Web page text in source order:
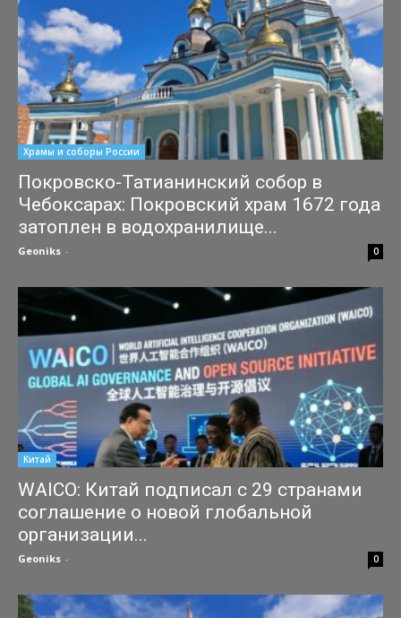
Храмы и соборы России
Покровско-Татианинский собор в
Чебоксарах: Покровский храм 1672 года
затоплен в водохранилище...
Geoniks - 0
Китай
WAICO: Китай подписал с 29 странами
соглашение о новой глобальной
организации...
Geoniks - 0